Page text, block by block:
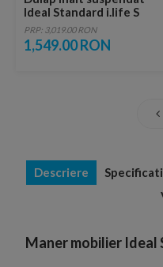
Ideal Standard i.life S
40x160 cm alb mat 2 usi
PRP: 3,019.00 RON
1,549.00 RON
Descriere
Maner mobilier Ideal